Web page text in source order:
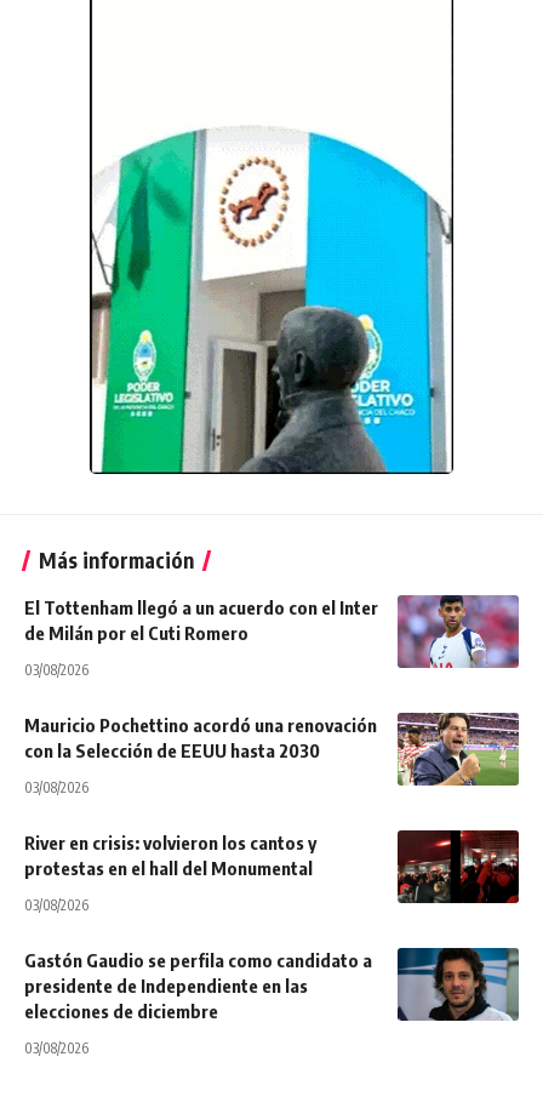
Más información
El Tottenham llegó a un acuerdo con el Inter
de Milán por el Cuti Romero
03/08/2026
Mauricio Pochettino acordó una renovación
con la Selección de EEUU hasta 2030
03/08/2026
River en crisis: volvieron los cantos y
protestas en el hall del Monumental
03/08/2026
Gastón Gaudio se perfila como candidato a
presidente de Independiente en las
elecciones de diciembre
03/08/2026